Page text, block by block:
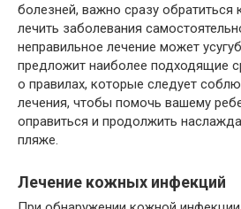
болезней, важно сразу обратиться
лечить заболевания
неправильное лечение может
предложит наиболее подходящие
о правилах, которые следует
лечения, чтобы помочь вашему
оправиться и продолжить
пляже.
Лечение кожных инфекций